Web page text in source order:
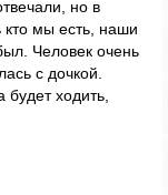
но в
мы есть, наши
Человек очень
с дочкой.
ходить,